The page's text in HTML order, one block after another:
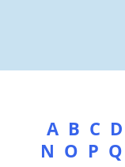
A B C D
N O P Q